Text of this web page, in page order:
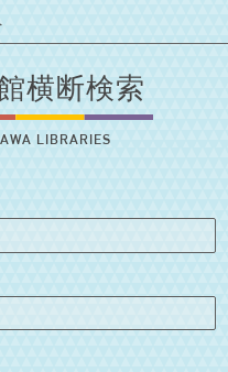
横断検索
LIBRARIES